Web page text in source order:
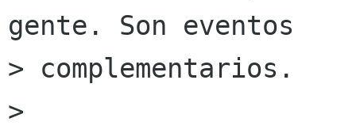
gente. Son eventos
> complementarios.
>